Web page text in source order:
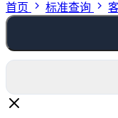
首页 标准查询